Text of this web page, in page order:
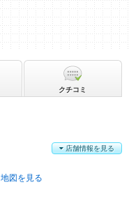
地図を見る
店舗情報を見る
クチコミ